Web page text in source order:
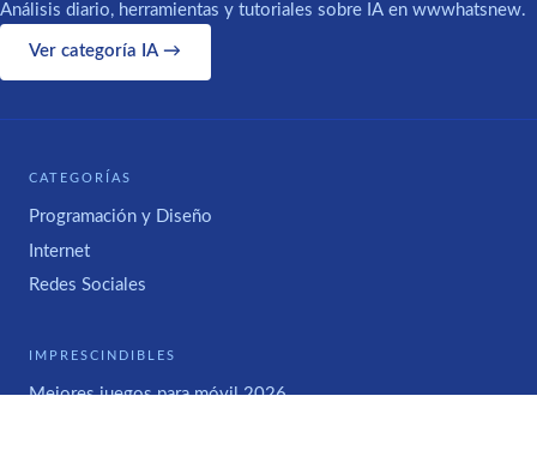
Análisis diario, herramientas y tutoriales sobre IA en wwwhatsnew.
Ver categoría IA →
CATEGORÍAS
Programación y Diseño
Internet
Redes Sociales
IMPRESCINDIBLES
Mejores juegos para móvil 2026